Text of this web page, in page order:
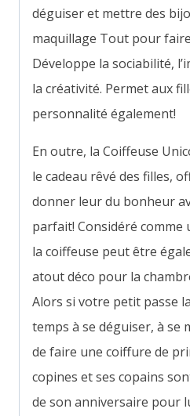
déguiser et mettre des
maquillage Tout pour
Développe la sociabilité,
la créativité. Permet aux
personnalité également!
En outre, la Coiffeuse
le cadeau rêvé des filles,
donner leur du bonheur
parfait! Considéré
la coiffeuse peut être
atout déco pour la
Alors si votre petit passe
temps à se déguiser, à se
de faire une coiffure de
copines et ses copains
de son anniversaire pour